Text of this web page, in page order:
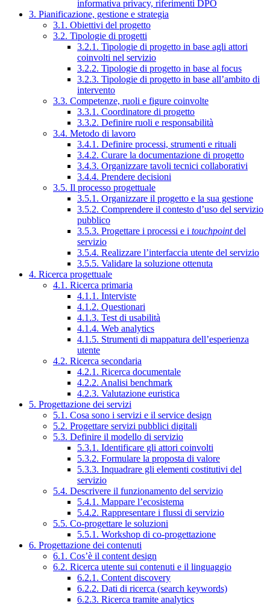
informativa privacy, riferimenti DPO
3. Pianificazione, gestione e strategia
3.1. Obiettivi del progetto
3.2. Tipologie di progetti
3.2.1. Tipologie di progetto in base agli attori
coinvolti nel servizio
3.2.2. Tipologie di progetto in base al focus
3.2.3. Tipologie di progetto in base all’ambito di
intervento
3.3. Competenze, ruoli e figure coinvolte
3.3.1. Coordinatore di progetto
3.3.2. Definire ruoli e responsabilità
3.4. Metodo di lavoro
3.4.1. Definire processi, strumenti e rituali
3.4.2. Curare la documentazione di progetto
3.4.3. Organizzare tavoli tecnici collaborativi
3.4.4. Prendere decisioni
3.5. Il processo progettuale
3.5.1. Organizzare il progetto e la sua gestione
3.5.2. Comprendere il contesto d’uso del servizio
pubblico
3.5.3. Progettare i processi e i touchpointdel
servizio
3.5.4. Realizzare l’interfaccia utente del servizio
3.5.5. Validare la soluzione ottenuta
4. Ricerca progettuale
4.1. Ricerca primaria
4.1.1. Interviste
4.1.2. Questionari
4.1.3. Test di usabilità
4.1.4. Web analytics
4.1.5. Strumenti di mappatura dell’esperienza
utente
4.2. Ricerca secondaria
4.2.1. Ricerca documentale
4.2.2. Analisi benchmark
4.2.3. Valutazione euristica
5. Progettazione dei servizi
5.1. Cosa sono i servizi e il service design
5.2. Progettare servizi pubblici digitali
5.3. Definire il modello di servizio
5.3.1. Identificare gli attori coinvolti
5.3.2. Formulare la proposta di valore
5.3.3. Inquadrare gli elementi costitutivi del
servizio
5.4. Descrivere il funzionamento del servizio
5.4.1. Mappare l’ecosistema
5.4.2. Rappresentare i flussi di servizio
5.5. Co-progettare le soluzioni
5.5.1. Workshop di co-progettazione
6. Progettazione dei contenuti
6.1. Cos’è il content design
6.2. Ricerca utente sui contenuti e il linguaggio
6.2.1. Content discovery
6.2.2. Dati di ricerca (search keywords)
6.2.3. Ricerca tramite analytics